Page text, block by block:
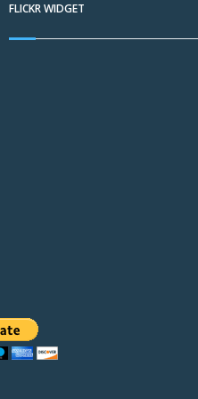
FLICKR WIDGET